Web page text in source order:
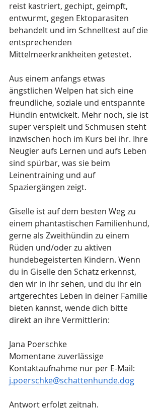
reist kastriert, gechipt, geimpft,
entwurmt, gegen Ektoparasiten
behandelt und im Schnelltest auf die
entsprechenden
Mittelmeerkrankheiten getestet.
Aus einem anfangs etwas
ängstlichen Welpen hat sich eine
freundliche, soziale und entspannte
Hündin entwickelt. Mehr noch, sie ist
super verspielt und Schmusen steht
inzwischen hoch im Kurs bei ihr. Ihre
Neugier aufs Lernen und aufs Leben
sind spürbar, was sie beim
Leinentraining und auf
Spaziergängen zeigt.
Giselle ist auf dem besten Weg zu
einem phantastischen Familienhund,
gerne als Zweithündin zu einem
Rüden und/oder zu aktiven
hundebegeisterten Kindern. Wenn
du in Giselle den Schatz erkennst,
den wir in ihr sehen, und du ihr ein
artgerechtes Leben in deiner Familie
bieten kannst, wende dich bitte
direkt an ihre Vermittlerin:
Jana Poerschke
Momentane zuverlässige
Kontaktaufnahme nur per E-Mail:
j.poerschke@schattenhunde.dog
Antwort erfolgt zeitnah.